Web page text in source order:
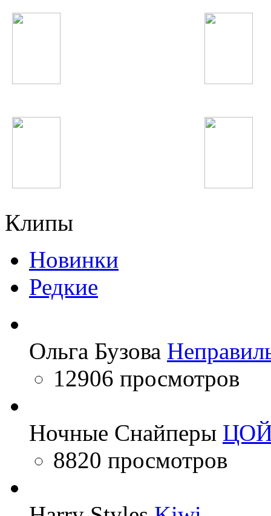
Клипы
Новинки
Редкие
Ольга Бузова
12906 просмотров
Ночные Снайперы
8820 просмотров